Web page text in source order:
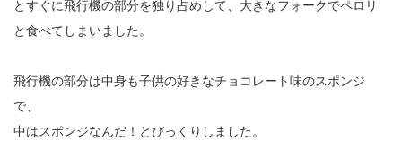
とすぐに飛行機の部分を独り占めして、大きなフォークでペロリ
と食べてしまいました。
飛行機の部分は中身も子供の好きなチョコレート味のスポンジ
で、
中はスポンジなんだ！とびっくりしました。